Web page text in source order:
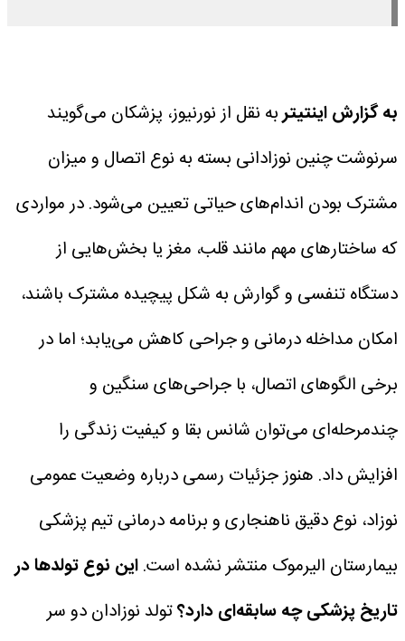
به گزارش اینتیتربه نقل از نورنیوز، پزشکان می‌گویند
سرنوشت چنین نوزادانی بسته به نوع اتصال و میزان
مشترک بودن اندام‌های حیاتی تعیین می‌شود. در مواردی
که ساختار‌های مهم مانند قلب، مغز یا بخش‌هایی از
دستگاه تنفسی و گوارش به شکل پیچیده مشترک باشند،
امکان مداخله درمانی و جراحی کاهش می‌یابد؛ اما در
برخی الگو‌های اتصال، با جراحی‌های سنگین و
چندمرحله‌ای می‌توان شانس بقا و کیفیت زندگی را
افزایش داد. هنوز جزئیات رسمی درباره وضعیت عمومی
نوزاد، نوع دقیق ناهنجاری و برنامه درمانی تیم پزشکی
بیمارستان الیرموک منتشر نشده است.این نوع تولد‌ها در
تاریخ پزشکی چه سابقه‌ای دارد؟تولد نوزادان دو سر